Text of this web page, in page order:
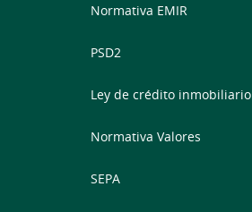
Normativa EMIR
PSD2
Ley de crédito inmobiliario
Normativa Valores
SEPA